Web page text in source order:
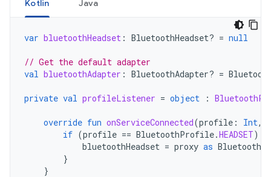
Kotlin Java
var bluetoothHeadset : BluetoothHeadset? = null
// Get the default adapter
val bluetoothAdapter : BluetoothAdapter? =
private val profileListener = object :
override fun onServiceConnected(profile : Int,
if (profile == BluetoothProfile.HEADSET)
bluetoothHeadset = proxy as
}
}